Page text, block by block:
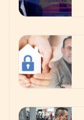
butano?